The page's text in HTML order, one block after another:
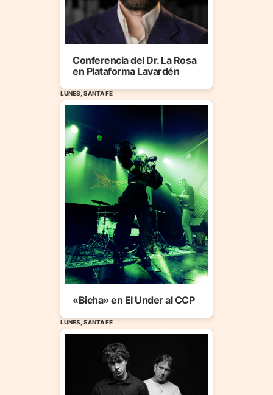
Conferencia del Dr. La Rosa
en Plataforma Lavardén
LUNES, SANTA FE
«Bicha» en El Under al CCP
LUNES, SANTA FE